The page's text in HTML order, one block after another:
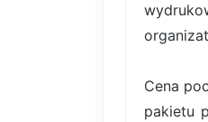
Cena
pakietu